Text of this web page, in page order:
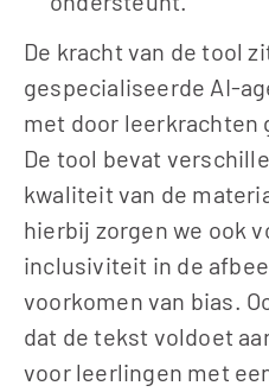
De kracht van de tool
gespecialiseerde AI-
met door leerkrachten
De tool bevat
kwaliteit van de
hierbij zorgen we ook
inclusiviteit in de
voorkomen van bias.
dat de tekst voldoet
voor leerlingen met